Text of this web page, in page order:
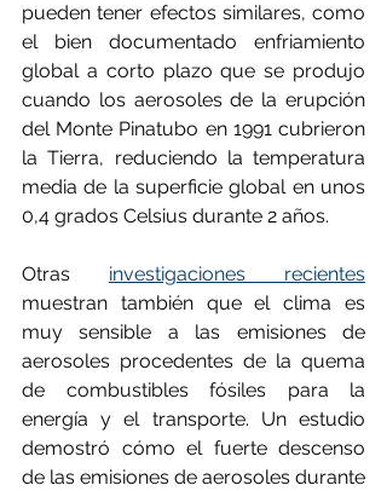
pueden tener efectos similares, como
el bien documentado enfriamiento
global a corto plazo que se produjo
cuando los aerosoles de la erupción
del Monte Pinatubo en 1991 cubrieron
la Tierra, reduciendo la temperatura
media de la superficie global en unos
0,4 grados Celsius durante 2 años.
Otras investigaciones recientes
muestran también que el clima es
muy sensible a las emisiones de
aerosoles procedentes de la quema
de combustibles fósiles para la
energía y el transporte. Un estudio
demostró cómo el fuerte descenso
de las emisiones de aerosoles durante